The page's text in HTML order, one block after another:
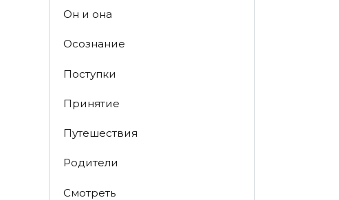
Он и она
Осознание
Поступки
Принятие
Путешествия
Родители
Смотреть